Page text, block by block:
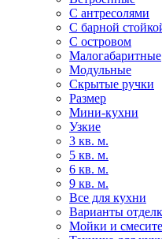
С антресолями
С барной
С островом
Малогабаритные
Модульные
Скрытые ручки
Размер
Мини-кухни
Узкие
3 кв. м.
5 кв. м.
6 кв. м.
9 кв. м.
Все для кухни
Варианты
Мойки и